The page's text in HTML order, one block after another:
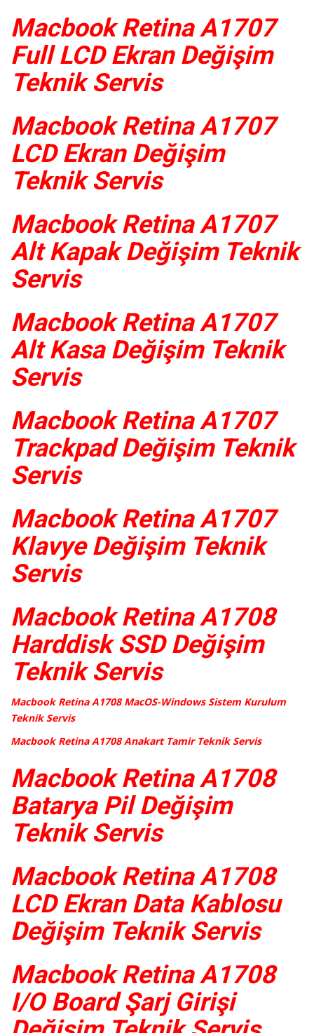
Macbook Retina A1707
Full LCD Ekran Değişim
Teknik Servis
Macbook Retina A1707
LCD Ekran Değişim
Teknik Servis
Macbook Retina A1707
Alt Kapak Değişim Teknik
Servis
Macbook Retina A1707
Alt Kasa Değişim Teknik
Servis
Macbook Retina A1707
Trackpad Değişim Teknik
Servis
Macbook Retina A1707
Klavye Değişim Teknik
Servis
Macbook Retina A1708
Harddisk SSD Değişim
Teknik Servis
Macbook Retina A1708 MacOS-Windows Sistem Kurulum
Teknik Servis
Macbook Retina A1708 Anakart Tamir Teknik Servis
Macbook Retina A1708
Batarya Pil Değişim
Teknik Servis
Macbook Retina A1708
LCD Ekran Data Kablosu
Değişim Teknik Servis
Macbook Retina A1708
I/O Board Şarj Girişi